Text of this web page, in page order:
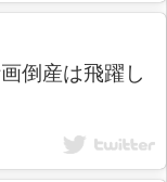
倒産は飛躍し